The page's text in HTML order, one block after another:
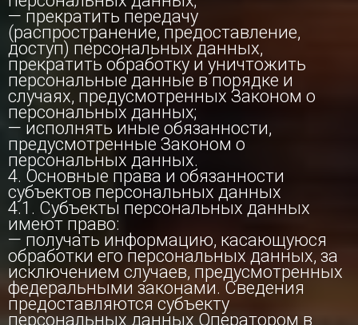
— прекратить передачу
(распространение, предоставление,
доступ) персональных данных,
прекратить обработку и уничтожить
персональные данные в порядке и
случаях, предусмотренных Законом о
персональных данных;
— исполнять иные обязанности,
предусмотренные Законом о
персональных данных.
4. Основные права и обязанности
субъектов персональных данных
4.1. Субъекты персональных данных
имеют право:
— получать информацию, касающуюся
обработки его персональных данных, за
исключением случаев, предусмотренных
федеральными законами. Сведения
предоставляются субъекту
персональных данных Оператором в